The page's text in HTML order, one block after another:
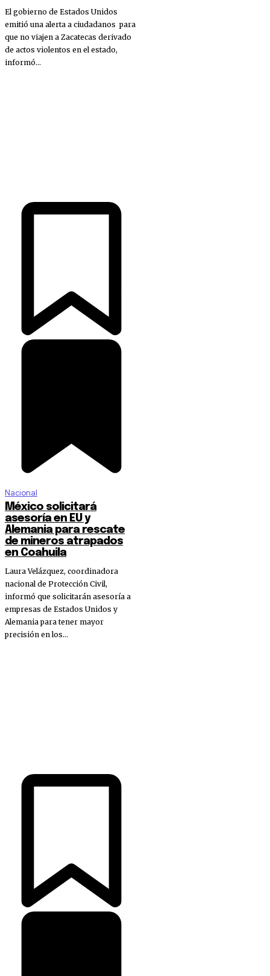
El gobierno de Estados Unidos
emitió una alerta a ciudadanos para
que no viajen a Zacatecas derivado
de actos violentos en el estado,
informó...
Nacional
México solicitará
asesoría en EU y
Alemania para rescate
de mineros atrapados
en Coahuila
Laura Velázquez, coordinadora
nacional de Protección Civil,
informó que solicitarán asesoría a
empresas de Estados Unidos y
Alemania para tener mayor
precisión en los...